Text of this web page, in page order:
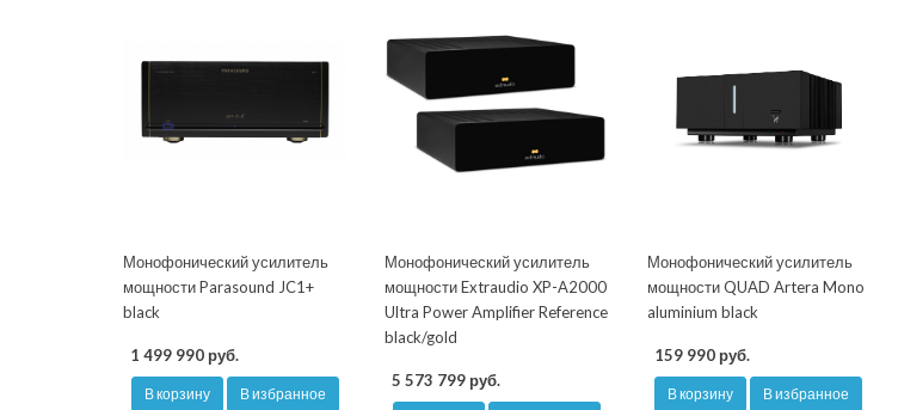
Монофонический усилитель
мощности Parasound JC1+
black
1 499 990 руб.
В корзину В избранное
Монофонический усилитель
мощности Extraudio XP-A2000
Ultra Power Amplifier Reference
black/gold
5 573 799 руб.
Монофонический усилитель
мощности QUAD Artera Mono
aluminium black
159 990 руб.
В корзину В избранное